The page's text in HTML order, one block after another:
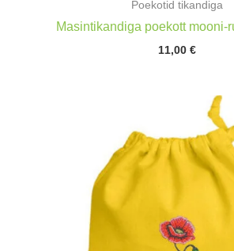
Poekotid tikandiga
Masintikandiga poekott mooni-
11,00 €